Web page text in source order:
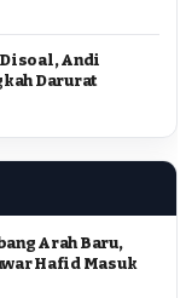
Disoal, Andi
Darurat
Arah Baru,
Hafid Masuk